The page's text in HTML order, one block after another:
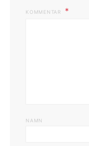
KOMMENTAR
NAMN